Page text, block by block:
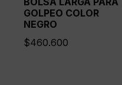
GOLPEO COLOR
NEGRO
$460.600